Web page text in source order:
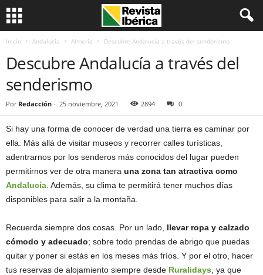
Inicio Andalucía Almería Descubre Andalucía a través del senderismo
Descubre Andalucía a través del
senderismo
Por Redacción - 25 noviembre, 2021 2894 0
Si hay una forma de conocer de verdad una tierra es caminar por
ella. Más allá de visitar museos y recorrer calles turísticas,
adentrarnos por los senderos más conocidos del lugar pueden
permitirnos ver de otra manera una zona tan atractiva como
Andalucía . Además, su clima te permitirá tener muchos días
disponibles para salir a la montaña.
Recuerda siempre dos cosas. Por un lado, llevar ropa y calzado
cómodo y adecuado; sobre todo prendas de abrigo que puedas
quitar y poner si estás en los meses más fríos. Y por el otro, hacer
tus reservas de alojamiento siempre desde Ruralidays , ya que